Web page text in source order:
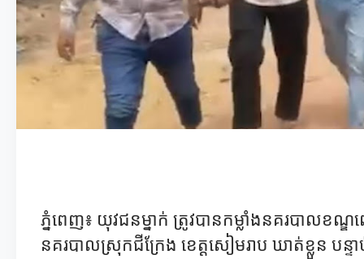
ភ្នំពេញ៖ យុវជនម្នាក់ ត្រូវបានកម្លាំងនគរបាល
នគរបាលស្រុកជីក្រែង ខេត្តសៀមរាប ឃាត់ខ្លួន បន្ទ